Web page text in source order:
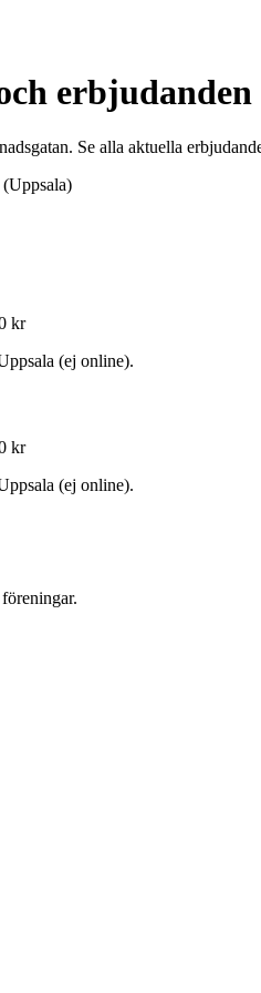
erbjudanden
Se alla aktuella
kr
(ej online).
kr
(ej online).